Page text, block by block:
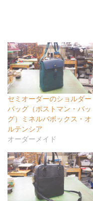
セミオーダーのショルダー
バッグ（ポストマン・バッ
グ）ミネルバボックス・オ
ルテンシア
オーダーメイド